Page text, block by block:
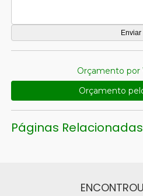
Orçamento por
Orçamento
Páginas